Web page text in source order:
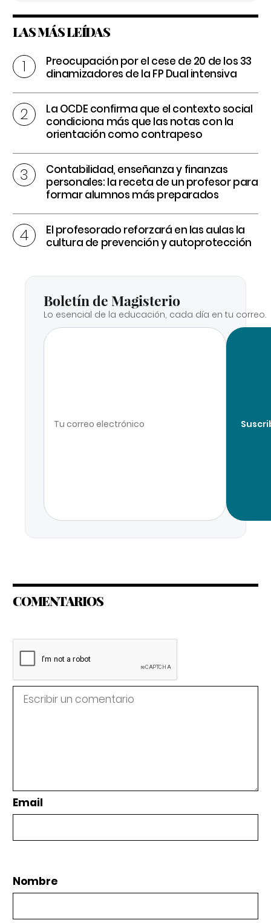
LAS MÁS LEÍDAS
Preocupación por el cese de 20 de los 33
dinamizadores de la FP Dual intensiva
La OCDE confirma que el contexto social
condiciona más que las notas con la
orientación como contrapeso
Contabilidad, enseñanza y finanzas
personales: la receta de un profesor para
formar alumnos más preparados
El profesorado reforzará en las aulas la
cultura de prevención y autoprotección
Boletín de Magisterio
Lo esencial de la educación, cada día en tu correo.
COMENTARIOS
Email
Nombre